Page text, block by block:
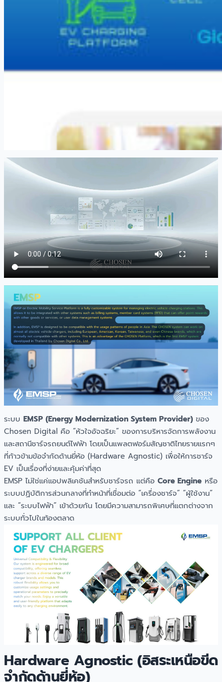
ระบบ EMSP (Energy Modernization System Provider) ของ
Chosen Digital คือ “หัวใจอัจฉริยะ” ของการบริหารจัดการพลังงาน
และสถานีชาร์จรถยนต์ไฟฟ้า โดยเป็นแพลตฟอร์มสัญชาติไทยรายแรกๆ
ที่ก้าวข้ามข้อจำกัดด้านยี่ห้อ (Hardware Agnostic) เพื่อให้การชาร์จ
EV เป็นเรื่องที่ง่ายและคุ้มค่าที่สุด
EMSP ไม่ใช่แค่แอปพลิเคชันสำหรับชาร์จรถ แต่คือ Core Engine หรือ
ระบบปฏิบัติการส่วนกลางที่ทำหน้าที่เชื่อมต่อ “เครื่องชาร์จ” “ผู้ใช้งาน”
และ “ระบบไฟฟ้า” เข้าด้วยกัน โดยมีความสามารถพิเศษที่แตกต่างจาก
ระบบทั่วไปในท้องตลาด
Hardware Agnostic (อิสระเหนือขีด
จำกัดด้านยี่ห้อ)